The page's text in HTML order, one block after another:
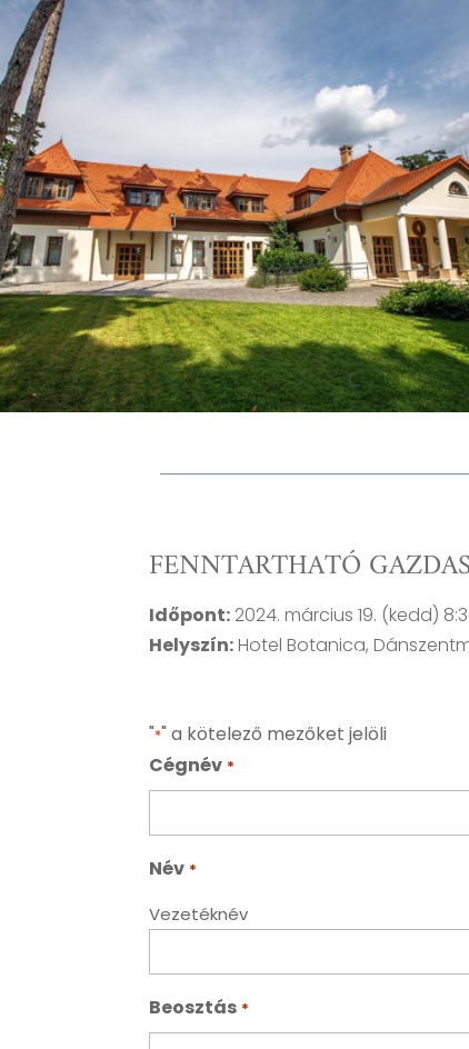
FENNTARTHATÓ
Időpont: 2024. március 19. (kedd)
Helyszín: Hotel Botanica,
március 19 (1)
"*" a kötelező mezőket jelöli
Cégnév *
Név *
Vezetéknév
Beosztás *